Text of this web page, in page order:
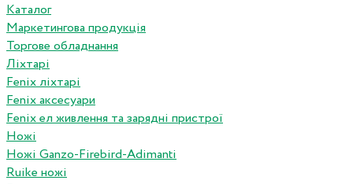
Каталог
Маркетингова продукція
Торгове обладнання
Ліхтарі
Fenix ліхтарі
Fenix аксесуари
Fenix ел живлення та зарядні пристрої
Ножі
Ножі Ganzo-Firebird-Adimanti
Ruike ножі